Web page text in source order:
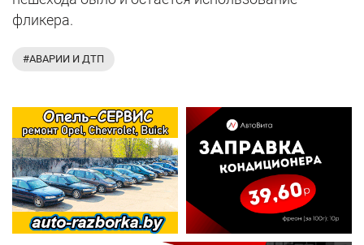
фликера.
#АВАРИИ И ДТП